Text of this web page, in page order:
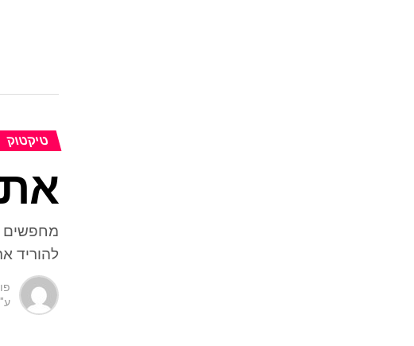
טיקטוק
מחפשים
להוריד